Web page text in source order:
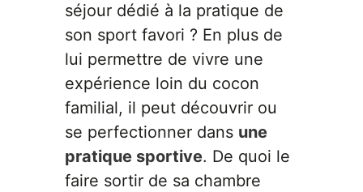
séjour dédié à la pratique de
son sport favori ? En plus de
lui permettre de vivre une
expérience loin du cocon
familial, il peut découvrir ou
se perfectionner dans une
pratique sportive. De quoi le
faire sortir de sa chambre